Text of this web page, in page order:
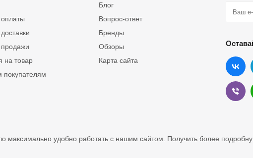
на товар
покупателям
Блог
Вопрос-ответ
Бренды
Обзоры
Карта сайта
максимально удобно работать с нашим сайтом. Получить более